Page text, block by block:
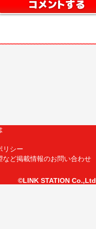
リシー
など掲載情報のお問い合わせ
©LINK STATION Co.,Ltd